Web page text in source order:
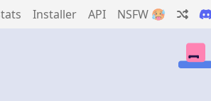
Installer API NSFW 🥵